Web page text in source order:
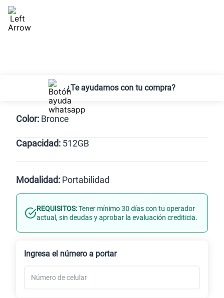
¿Te ayudamos con tu compra?
Color: Bronce
Capacidad: 512GB
512GB
Modalidad: Portabilidad
Línea Nueva Portabilidad
REQUISITOS:Tener mínimo 30 días con tu operador
actual, sin deudas y aprobar la evaluación crediticia.
Ingresa el número a portar